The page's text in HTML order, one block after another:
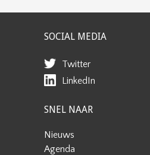
SOCIAL MEDIA
Twitter
LinkedIn
SNEL NAAR
Nieuws
Agenda